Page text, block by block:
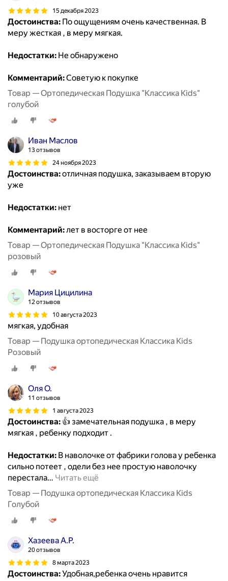
15 декабря 2023
Достоинства: По ощущениям очень качественная. В
меру жесткая , в меру мягкая.
Недостатки: Не обнаружено
Комментарий:Советую к покупке
Товар — Ортопедическая Подушка "Классика Kids"
голубой
Иван Маслов
13 отзывов
24 ноября 2023
Достоинства:отличная подушка, заказываем вторую
уже
Недостатки: нет
Комментарий:лет в восторге от нее
Товар — Ортопедическая Подушка "Классика Kids"
розовый
Мария Цицилина
12 отзывов
10 августа 2023
мягкая, удобная
Товар — Подушка ортопедическая Классика Kids
Розовый
Оля О.
11 отзывов
1 августа 2023
Достоинства: 👍 замечательная подушка , в меру
мягкая , ребенку подходит .
Недостатки: В наволочке от фабрики голова у ребенка
сильно потеет , одели без нее простую наволочку
перестала… Читать ещё
Товар — Подушка ортопедическая Классика Kids
Голубой
Хазеева А.Р.
20 отзывов
8 марта 2023
Достоинства:Удобная,ребенка очень нравится